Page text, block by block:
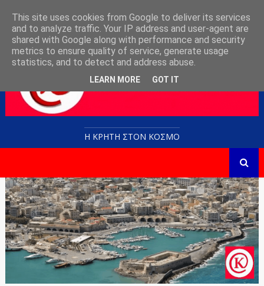
Η ΚΡΗΤΗ ΣΤΟN KOΣΜΟ
This site uses cookies from Google to deliver its services
and to analyze traffic. Your IP address and user-agent are
shared with Google along with performance and security
metrics to ensure quality of service, generate usage
statistics, and to detect and address abuse.
LEARN MORE GOT IT